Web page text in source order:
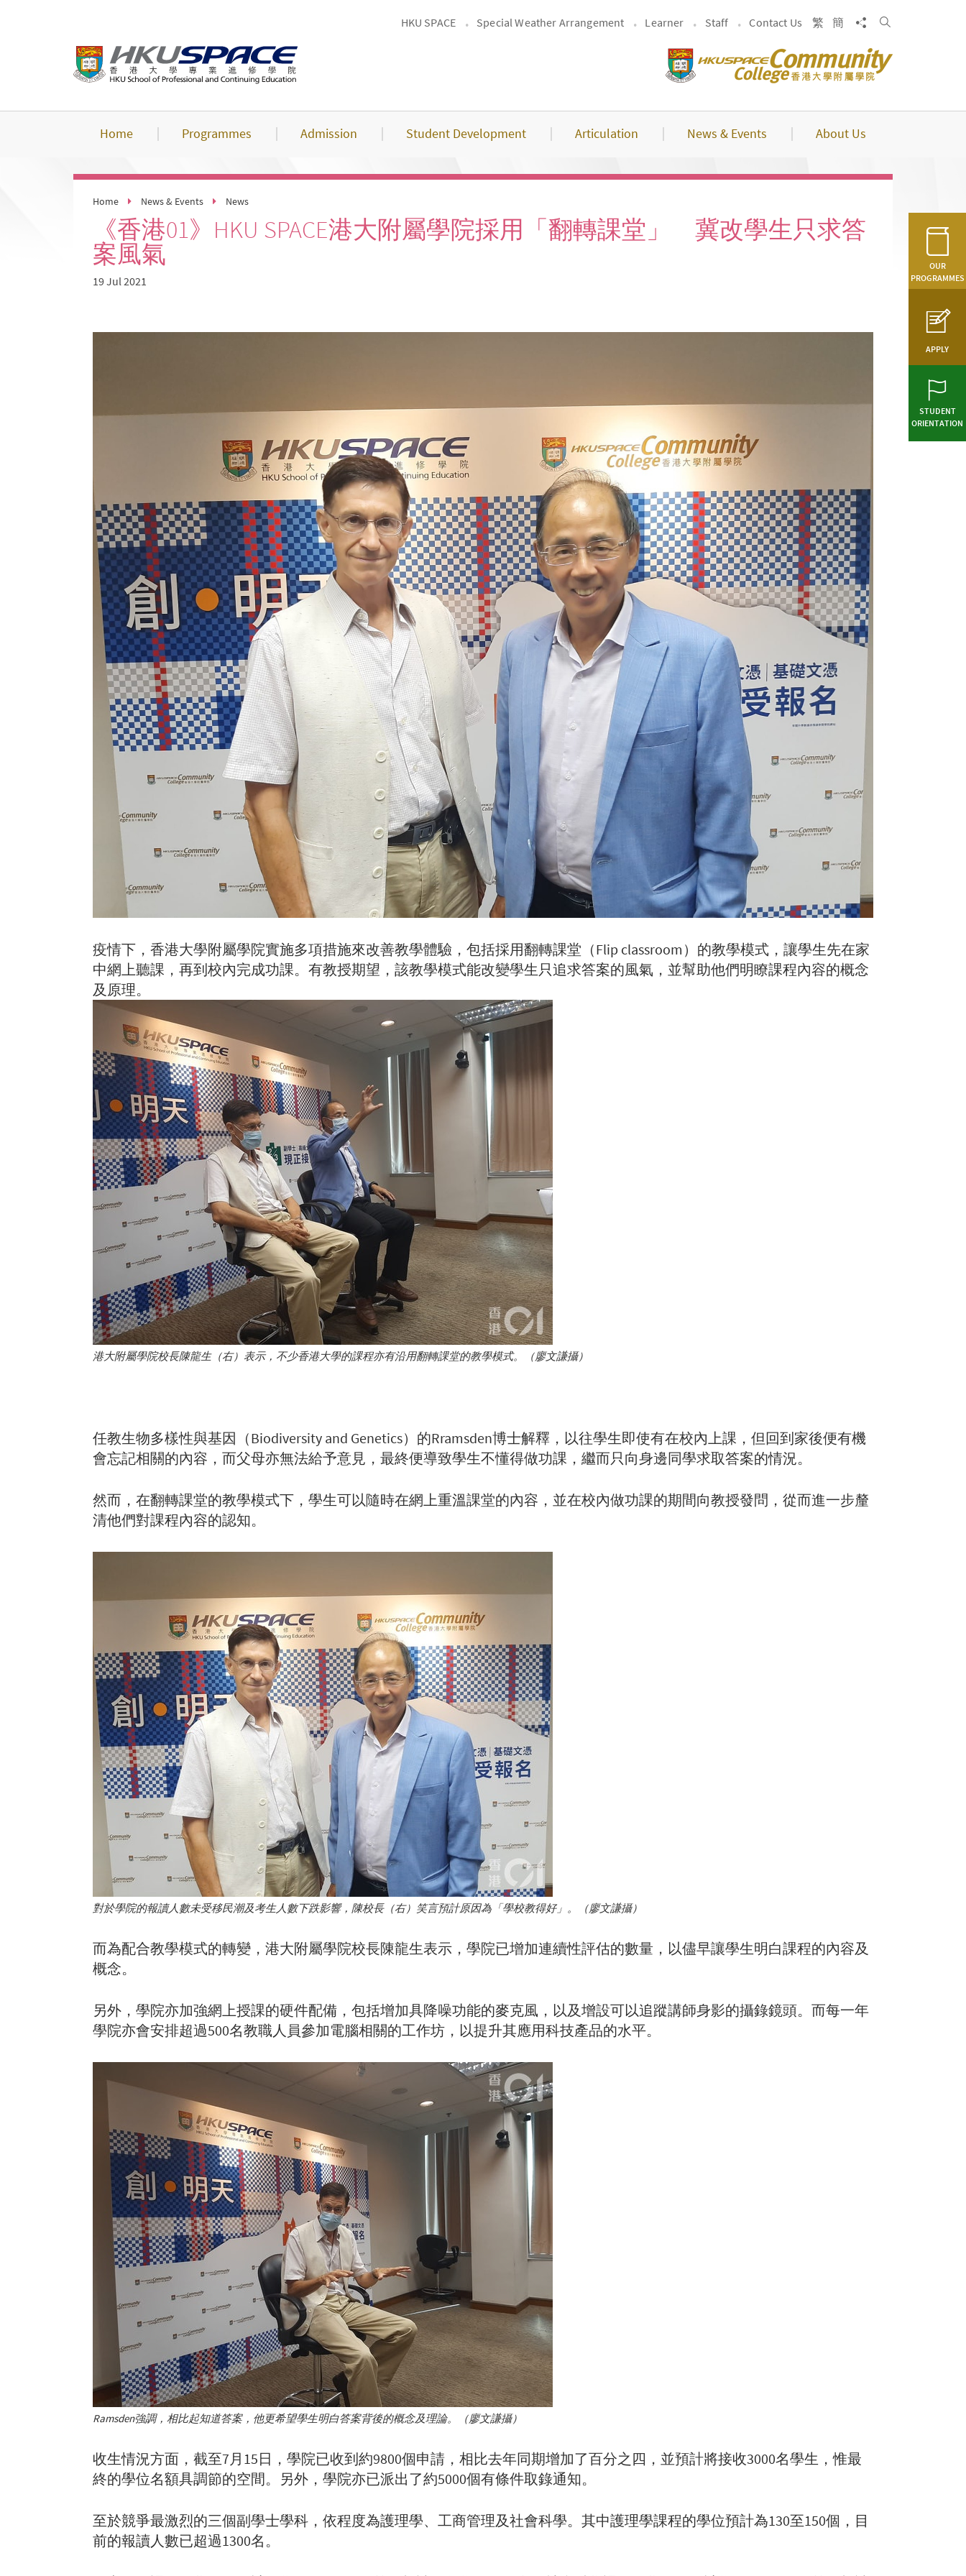
HKU SPACE Special Weather Arrangement Learner Staff Contact Us 繁 簡 Share toSearch
Home Programmes Admission Student Development Articulation News & Events About Us
OUR
PROGRAMMES
APPLY
STUDENT
ORIENTATION
Home News & Events News
《香港01》HKU SPACE港大附屬學院採用「翻轉課堂」 冀改學生只求答
案風氣
19 Jul 2021
疫情下，香港大學附屬學院實施多項措施來改善教學體驗，包括採用翻轉課堂（Flip classroom）的教學模式，讓學生先在家
中網上聽課，再到校內完成功課。有教授期望，該教學模式能改變學生只追求答案的風氣，並幫助他們明瞭課程內容的概念
及原理。
港大附屬學院校長陳龍生（右）表示，不少香港大學的課程亦有沿用翻轉課堂的教學模式。（廖文謙攝）
任教生物多樣性與基因（Biodiversity and Genetics）的Rramsden博士解釋，以往學生即使有在校內上課，但回到家後便有機
會忘記相關的內容，而父母亦無法給予意見，最終便導致學生不懂得做功課，繼而只向身邊同學求取答案的情況。
然而，在翻轉課堂的教學模式下，學生可以隨時在網上重溫課堂的內容，並在校內做功課的期間向教授發問，從而進一步釐
清他們對課程內容的認知。
對於學院的報讀人數未受移民潮及考生人數下跌影響，陳校長（右）笑言預計原因為「學校教得好」。（廖文謙攝）
而為配合教學模式的轉變，港大附屬學院校長陳龍生表示，學院已增加連續性評估的數量，以儘早讓學生明白課程的內容及
概念。
另外，學院亦加強網上授課的硬件配備，包括增加具降噪功能的麥克風，以及增設可以追蹤講師身影的攝錄鏡頭。而每一年
學院亦會安排超過500名教職人員參加電腦相關的工作坊，以提升其應用科技產品的水平。
Ramsden強調，相比起知道答案，他更希望學生明白答案背後的概念及理論。（廖文謙攝）
收生情況方面，截至7月15日，學院已收到約9800個申請，相比去年同期增加了百分之四，並預計將接收3000名學生，惟最
終的學位名額具調節的空間。另外，學院亦已派出了約5000個有條件取錄通知。
至於競爭最激烈的三個副學士學科，依程度為護理學、工商管理及社會科學。其中護理學課程的學位預計為130至150個，目
前的報讀人數已超過1300名。